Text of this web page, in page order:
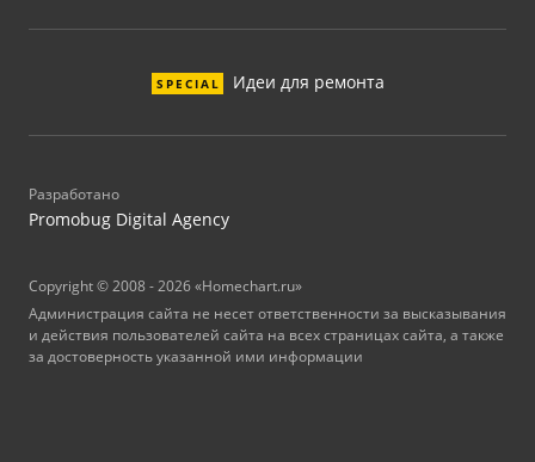
SPECIAL Идеи для ремонта
Разработано
Promobug Digital Agency
Copyright © 2008 - 2026 «Homechart.ru»
Администрация сайта не несет ответственности за высказывания
и действия пользователей сайта на всех страницах сайта, а также
за достоверность указанной ими информации